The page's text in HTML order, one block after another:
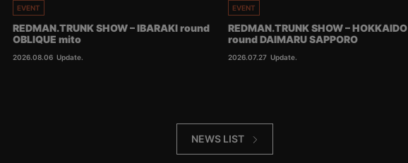
EVENT
REDMAN.TRUNK SHOW – IBARAKI round
OBLIQUE mito
2026.08.06 Update.
EVENT
REDMAN.TRUNK SHOW – HOKKAIDO
round DAIMARU SAPPORO
2026.07.27 Update.
NEWS LIST